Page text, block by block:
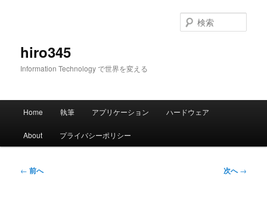
hiro345
Information Technology で世界を変える
索
メ
Home 執筆 アプリケーション ハードウェア
About プライバシーポリシー
投
← 前へ 次へ→